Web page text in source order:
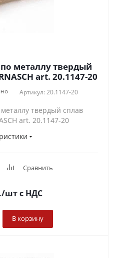
металлу твердый
Т.С.Т ⌀20мм KARNASCH art. 20.1147-20
Артикул: 20.1147-20
твердый сплав
art. 20.1147-20
Сравнить
/штс НДС
В корзину